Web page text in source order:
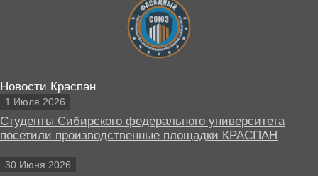
Новости Краспан
1 Июля 2026
Студенты Сибирского федерального университета
посетили производственные площадки КРАСПАН
30 Июня 2026